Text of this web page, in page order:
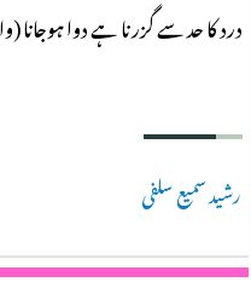
درد کا حد سے گزرنا ہے دوا ہوجانا
رشید سمیع سلفی